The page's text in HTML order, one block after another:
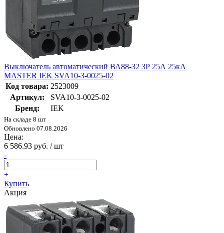
Выключатель автоматический ВА88-32 3Р 25А 25кА
MASTER IEK SVA10-3-0025-02
Код товара: 2523009
Артикул:
SVA10-3-0025-02
Бренд:
IEK
На складе 8 шт
Обновлено 07.08.2026
Цена:
6 586.93 руб. / шт
-
+
Купить
Акция